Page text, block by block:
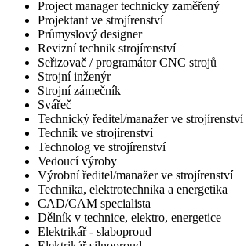
Project manager technicky zaměřený
Projektant ve strojírenství
Průmyslový designer
Revizní technik strojírenství
Seřizovač / programátor CNC strojů
Strojní inženýr
Strojní zámečník
Svářeč
Technický ředitel/manažer ve strojírenství
Technik ve strojírenství
Technolog ve strojírenství
Vedoucí výroby
Výrobní ředitel/manažer ve strojírenství
Technika, elektrotechnika a energetika
CAD/CAM specialista
Dělník v technice, elektro, energetice
Elektrikář - slaboproud